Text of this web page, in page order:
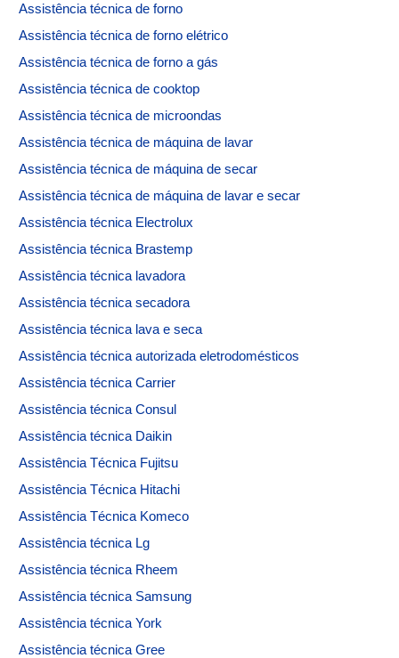
Assistência técnica de forno
Assistência técnica de forno elétrico
Assistência técnica de forno a gás
Assistência técnica de cooktop
Assistência técnica de microondas
Assistência técnica de máquina de lavar
Assistência técnica de máquina de secar
Assistência técnica de máquina de lavar e secar
Assistência técnica Electrolux
Assistência técnica Brastemp
Assistência técnica lavadora
Assistência técnica secadora
Assistência técnica lava e seca
Assistência técnica autorizada eletrodomésticos
Assistência técnica Carrier
Assistência técnica Consul
Assistência técnica Daikin
Assistência Técnica Fujitsu
Assistência Técnica Hitachi
Assistência Técnica Komeco
Assistência técnica Lg
Assistência técnica Rheem
Assistência técnica Samsung
Assistência técnica York
Assistência técnica Gree